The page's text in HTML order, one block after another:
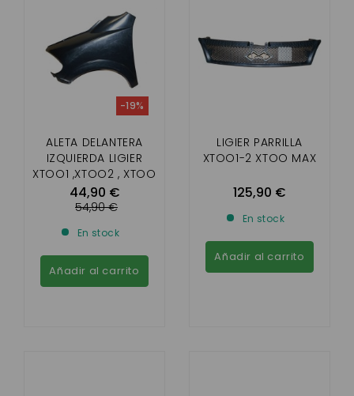
ALETA DELANTERA
IZQUIERDA LIGIER
XTOO1 ,XTOO2 , XTOO
MAX
44,90 €
-19%
54,90 €
En stock
Añadir al carrito
LIGIER PARRILLA
XTOO1-2 XTOO MAX
125,90 €
En stock
Añadir al carrito